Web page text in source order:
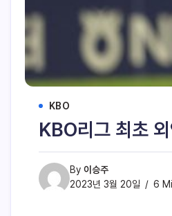
KBO
KBO리그 최초
By 이승주
2023년 3월 20일
6